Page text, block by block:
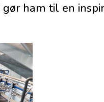
ham til en